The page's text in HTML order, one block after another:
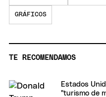
GRÁFICOS
TE RECOMENDAMOS
Estados
"turismo de